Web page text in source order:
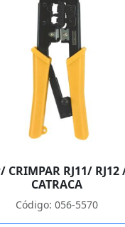
CRIMPAR RJ11/ RJ12
CATRACA
Código: 056-5570